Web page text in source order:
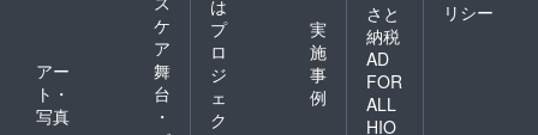
ケ
ア
アー
ト・
写真
舞
台
・
は
プ
ロ
ジ
ェ
ク
実
施
事
例
さと
納税
AD
FOR
ALL
HIO
リシー